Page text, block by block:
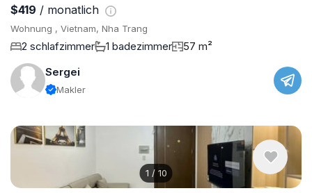
$419 / monatlich
Wohnung , Vietnam, Nha Trang
2 schlafzimmer 1 badezimmer
57 m²
Sergei
Makler
1 / 10